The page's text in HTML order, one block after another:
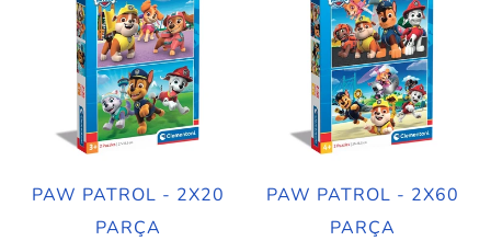
PAW PATROL - 2X20
PARÇA
PAW PATROL - 2X60
PARÇA